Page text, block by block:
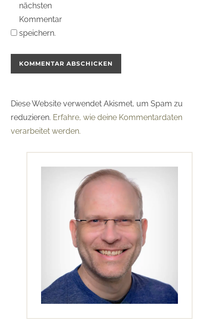
nächsten
Kommentar
speichern.
Diese Website verwendet Akismet, um Spam zu
reduzieren. Erfahre, wie deine Kommentardaten
verarbeitet werden.